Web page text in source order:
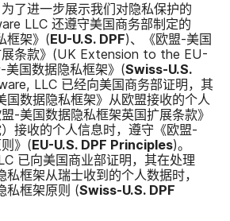
了​进一步​展示​我们​对​隐私​保护​的​
LLC 还​遵守​美国​商务部​制定​的​
框架》​(EU-U.S. DPF)、​《欧盟-美国​
条款》​(UK Extension to the EU-
-美国​数据​隐私框架》​(Swiss-U.S.
, LLC 已经​向​美国​商务部​证明，​其​
国​数据​隐私框架》​从​欧盟​接收​的​个人​
-美国​数据​隐私框​架​英国​扩展​条款》​
接收​的​个人​信息​时，​遵守​《欧盟-
》​(EU-U.S. DPF Principles)。
已​向​美国​商业​部​证明，​其​在​处理​
私框架​从​瑞士​收到​的​个人​数​据​时，​
私框架​原​则 (Swiss-U.S. DPF